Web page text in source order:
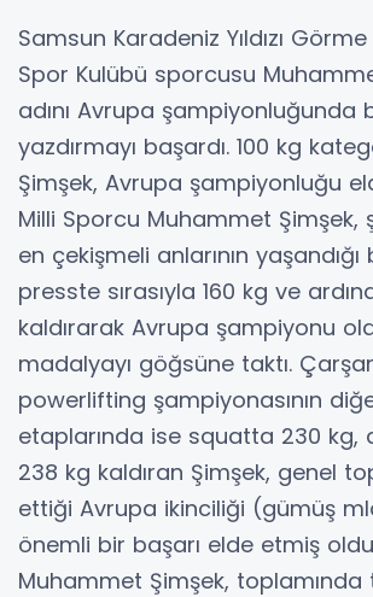
Samsun Karadeniz Yıldızı
Spor Kulübü sporcusu
adını Avrupa şampiyonluğunda
yazdırmayı başardı. 100 kg
Şimşek, Avrupa şampiyonluğu
Milli Sporcu Muhammet Şimşek,
en çekişmeli anlarının yaşandığı
presste sırasıyla 160 kg ve
kaldırarak Avrupa şampiyonu
madalyayı göğsüne taktı.
powerlifting şampiyonasının
etaplarında ise squatta 230 kg,
238 kg kaldıran Şimşek, genel
ettiği Avrupa ikinciliği (gümüş
önemli bir başarı elde etmiş
Muhammet Şimşek,